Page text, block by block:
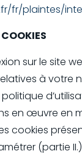
fr/plaintes/
sur le site
à votre
en œuvre en
cookies
(partie II.)